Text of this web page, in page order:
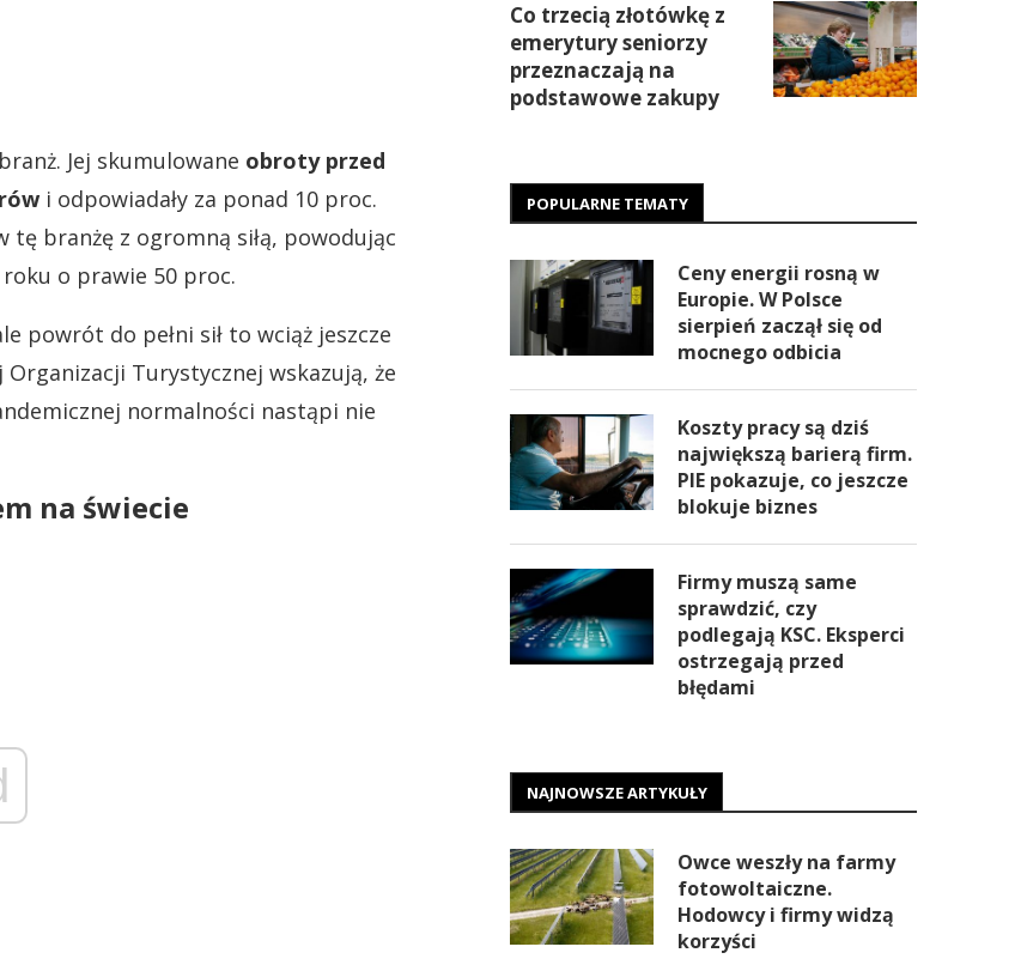
Jej skumulowane obroty przed
i odpowiadały za ponad 10 proc.
tę branżę z ogromną siłą, powodując
o prawie 50 proc.
powrót do pełni sił to wciąż jeszcze
Turystycznej wskazują, że
normalności nastąpi nie
na świecie
Co trzecią złotówkę z
emerytury seniorzy
przeznaczają na
podstawowe zakupy
POPULARNE TEMATY
Ceny energii rosną w
Europie. W Polsce
sierpień zaczął się od
mocnego odbicia
Koszty pracy są dziś
największą barierą firm.
PIE pokazuje, co jeszcze
blokuje biznes
Firmy muszą same
sprawdzić, czy
podlegają KSC. Eksperci
ostrzegają przed
błędami
NAJNOWSZE ARTYKUŁY
Owce weszły na farmy
fotowoltaiczne.
Hodowcy i firmy widzą
korzyści